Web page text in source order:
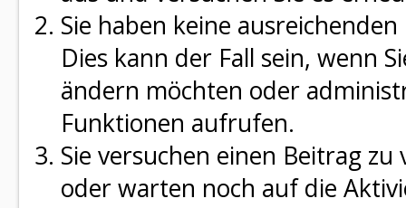
Sie haben keine
Dies kann der Fall sein, wenn
ändern möchten oder
Funktionen aufrufen.
Sie versuchen einen Beitrag
oder warten noch auf die